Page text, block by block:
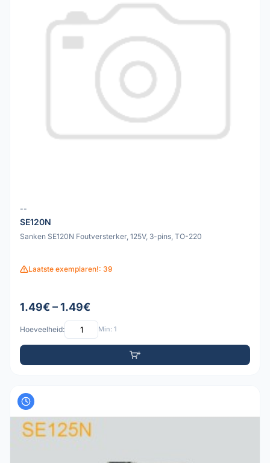
--
SE120N
Sanken SE120N Foutversterker, 125V, 3-pins, TO-220
Laatste exemplaren!: 39
1.49€ – 1.49€
Hoeveelheid: Min: 1